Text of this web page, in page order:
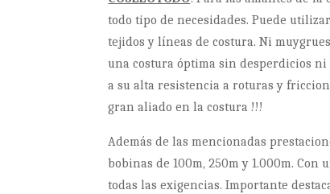
todo tipo de necesidades. Puede
tejidos y líneas de costura. Ni
una costura óptima sin desperdicios
a su alta resistencia a roturas y
gran aliado en la costura !!!
Además de las mencionadas
bobinas de 100m, 250m y 1.000m.
todas las exigencias. Importante